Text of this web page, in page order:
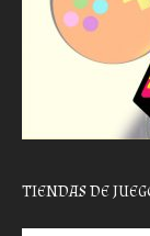
TIENDAS DE